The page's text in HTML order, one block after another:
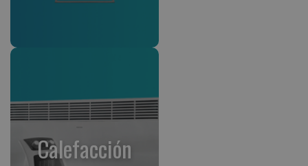
Calefacción